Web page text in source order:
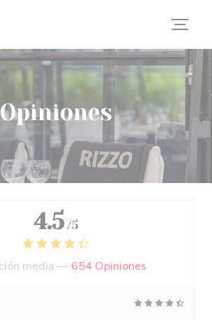
Opiniones
4.5 /5
media — 654 Opiniones